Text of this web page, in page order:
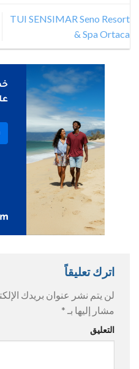
TUI SENSIMAR Seno Resort
& Spa Ortaca
اترك تعليقاً
لن يتم نشر عنوان بريدك
مشار إليها بـ *
التعليق